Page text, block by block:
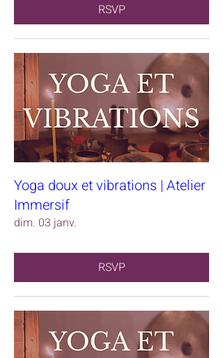
RSVP
Yoga doux et vibrations | Atelier
Immersif
dim. 03 janv.
RSVP